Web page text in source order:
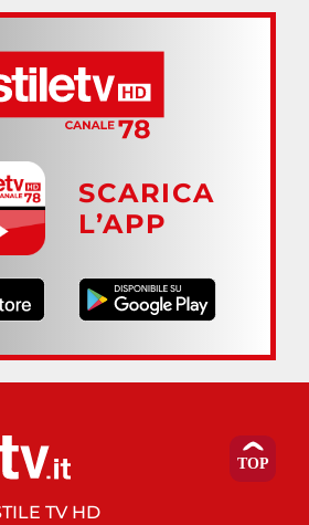
SCARICA
L’APP
TV HD